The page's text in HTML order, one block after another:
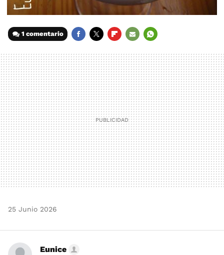
1 comentario
MAIL
25 Junio 2026
Eunice